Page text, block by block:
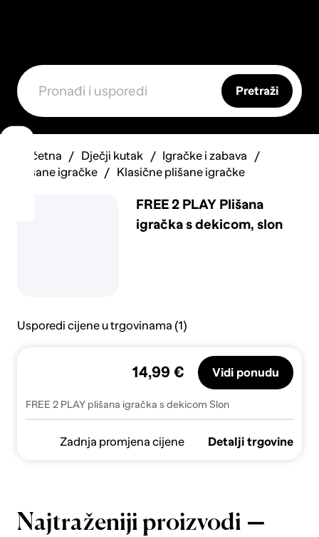
Pretraži
Početna Dječji kutak
Igračke i zabava
Plišane igračke
Klasične plišane igračke
FREE 2 PLAY Plišana
igračka s dekicom, slon
Usporedi cijene u trgovinama (1)
FREE 2 PLAY plišana igračka s dekicom Slon
14,99 € Vidi ponudu
Zadnja promjena cijene Detalji trgovine
Najtraženiji proizvodi —